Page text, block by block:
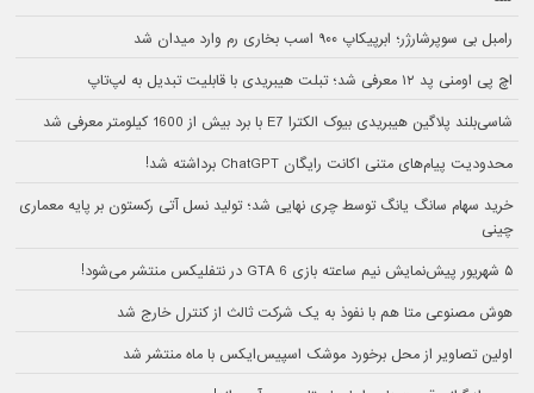
رامبل بی سوپرشارژر؛ ابرپیکاپ ۹۰۰ اسب بخاری رم وارد میدان شد
اچ پی اومنی پد ۱۲ معرفی شد؛ تبلت هیبریدی با قابلیت تبدیل به لپ‌تاپ
شاسی‌بلند پلاگین هیبریدی بیوک الکترا E7 با برد بیش از 1600 کیلومتر معرفی شد
محدودیت پیام‌های متنی اکانت رایگان ChatGPT برداشته شد!
خرید سهام سانگ‌ یانگ توسط چری نهایی شد؛ تولید نسل آتی رکستون بر پایه معماری
چینی
۵ شهریور پیش‌نمایش نیم ساعته بازی GTA 6 در نتفلیکس منتشر می‌شود!
هوش مصنوعی متا هم با نفوذ به یک شرکت ثالث از کنترل خارج شد
اولین تصاویر از محل برخورد موشک اسپیس‌ایکس با ماه منتشر شد